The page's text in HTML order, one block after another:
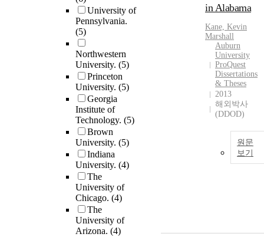
University of
Pennsylvania.
(5)
Northwestern
University. (5)
Princeton
University. (5)
Georgia
Institute of
Technology. (5)
Brown
University. (5)
Indiana
University. (4)
The
University of
Chicago. (4)
The
University of
Arizona. (4)
in Alabama
Kane, Kevin
Marshall
Auburn
University
ProQuest
Dissertations
& Theses
2013
해외박사
(DDOD)
원문
보기